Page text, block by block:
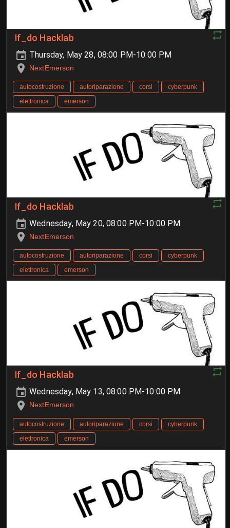
If_do Hacklab
Thursday, May 28, 08:00 PM-10:00 PM
NextEmerson
autocostruzione autoriparazione corsi
cyberpunk
elettronica
emerson
If_do Hacklab
Wednesday, May 20, 08:00 PM-10:00 PM
NextEmerson
autocostruzione autoriparazione corsi
cyberpunk
elettronica
emerson
If_do Hacklab
Wednesday, May 13, 08:00 PM-10:00 PM
NextEmerson
autocostruzione autoriparazione corsi
cyberpunk
elettronica
emerson